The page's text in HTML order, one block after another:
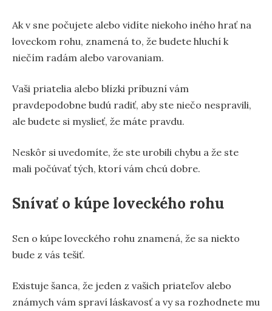
Ak v sne počujete alebo vidíte niekoho iného hrať na
loveckom rohu, znamená to, že budete hluchí k
niečím radám alebo varovaniam.
Vaši priatelia alebo blízki príbuzní vám
pravdepodobne budú radiť, aby ste niečo nespravili,
ale budete si myslieť, že máte pravdu.
Neskôr si uvedomíte, že ste urobili chybu a že ste
mali počúvať tých, ktorí vám chcú dobre.
Snívať o kúpe loveckého rohu
Sen o kúpe loveckého rohu znamená, že sa niekto
bude z vás tešiť.
Existuje šanca, že jeden z vašich priateľov alebo
známych vám spraví láskavosť a vy sa rozhodnete mu